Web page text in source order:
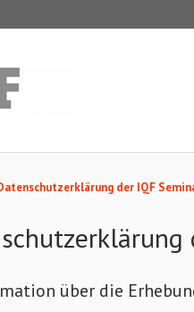
der IQF
über die